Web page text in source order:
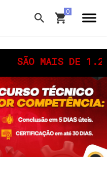
SÃO MAIS DE 1.200